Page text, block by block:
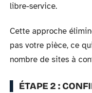
libre-service.
Cette approche
pas votre pièce, ce
nombre de sites à
ÉTAPE 2 :